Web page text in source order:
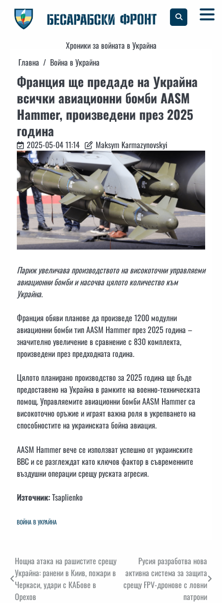
content
Хроники за войната в Украйна
Главна
Война в Украйна
Франция ще предаде на Украйна
всички авиационни бомби AASM
Hammer, произведени през 2025
година
2025-05-04 11:14 Maksym Karmazynovskyi
Париж увеличава производството на високоточни управляеми
авиационни бомби и насочва цялото количество към
Украйна.
Франция обяви планове да произведе 1200 модулни
авиационни бомби тип AASM Hammer през 2025 година –
значително увеличение в сравнение с 830 комплекта,
произведени през предходната година.
Цялото планирано производство за 2025 година ще бъде
предоставено на Украйна в рамките на военно-техническата
помощ. Управляемите авиационни бомби AASM Hammer са
високоточно оръжие и играят важна роля в укрепването на
способностите на украинската бойна авиация.
AASM Hammer вече се използват успешно от украинските
ВВС и се разглеждат като ключов фактор в съвременните
въздушни операции срещу руската агресия.
Източник:Tsaplienko
ВОЙНА В УКРАЙНА
Навигация
Нощна атака на рашистите срещу
Украйна: ранени в Киив, пожари в
Черкаси, удари с КАБове в
Орехов
Русия разработва нова
активна система за защита
срещу FPV-дронове с ловни
патрони